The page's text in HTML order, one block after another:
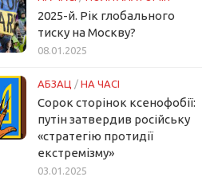
2025-й. Рік глобального
тиску на Москву?
08.01.2025
АБЗАЦ / НА ЧАСІ
Сорок сторінок ксенофобії:
путін затвердив російську
«стратегію протидії
екстремізму»
03.01.2025